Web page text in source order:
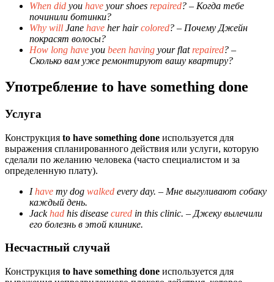
When did you have your shoes repaired? – Когда тебе
починили ботинки?
Why will Jane have her haircolored? – Почему Джейн
покрасят волосы?
How long have you been having your flat repaired? –
Сколько вам уже ремонтируют вашу квартиру?
Употребление to have something done
Услуга
Конструкция to have something done используется для
выражения спланированного действия или услуги, которую
сделали по желанию человека (часто специалистом и за
определенную плату).
Ihave my dog walked every day. – Мне выгуливают собаку
каждый день.
Jackhad his disease cured in this clinic. – Джеку вылечили
его болезнь в этой клинике.
Несчастный случай
Конструкция to have something done используется для